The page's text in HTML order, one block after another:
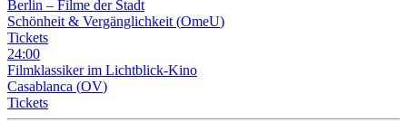
Berlin – Filme der Stadt
Schönheit & Vergänglichkeit (OmeU)
Tickets
24:00
Filmklassiker im Lichtblick-Kino
Casablanca (OV)
Tickets